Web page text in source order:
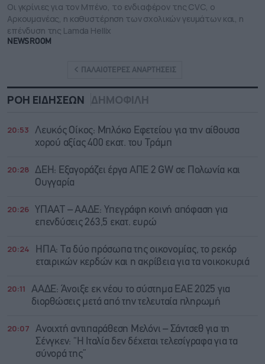
Οι γκρίνιες για τον Μπένο, το ενδιαφέρον της CVC, ο
Αρκουμανέας, η καθυστέρηση των σχολικών γευμάτων και, η
επένδυση της Lamda Hellix
NEWSROOM
ΠΑΛΑΙΟΤΕΡΕΣ ΑΝΑΡΤΗΣΕΙΣ
ΡΟΗ ΕΙΔΗΣΕΩΝ ΔΗΜΟΦΙΛΗ
20:53
Λευκός Οίκος: Μπλόκο Εφετείου για την αίθουσα
χορού αξίας 400 εκατ. του Τράμπ
20:28 ΔΕΗ: Εξαγοράζει έργα ΑΠΕ 2 GW σε Πολωνία και
Ουγγαρία
20:26
ΥΠΑΑΤ – ΑΑΔΕ: Υπεγράφη κοινή απόφαση για
επενδύσεις 263,5 εκατ. ευρώ
20:24
ΗΠΑ: Τα δύο πρόσωπα της οικονομίας, το ρεκόρ
εταιρικών κερδών και η ακρίβεια για τα νοικοκυριά
20:11
ΑΑΔΕ: Άνοιξε εκ νέου το σύστημα ΕΑΕ 2025 για
διορθώσεις μετά από την τελευταία πληρωμή
20:07
Ανοιχτή αντιπαράθεση Μελόνι – Σάντσεθ για τη
Σένγκεν: “Η Ιταλία δεν δέχεται τελεσίγραφα για τα
σύνορά της”